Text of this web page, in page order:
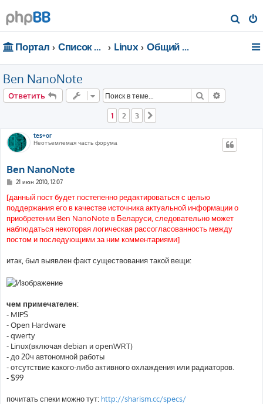
о
Портал Список форумов Linux Общий форум
Ben NanoNote
Ответить Поиск
1 2 3
tes+or
Неотъемлемая часть форума
Ben NanoNote
С
о
б
щ
е
н
и
е
21 июн 2010, 12:07
[данный пост будет постепенно редактироваться с целью
поддержания его в качестве источника актуальной информации о
приобретении Ben NanoNote в Беларуси, следовательно может
наблюдаться некоторая логическая рассогласованность между
постом и последующими за ним комментариями]
итак, был выявлен факт существования такой вещи:
чем примечателен:
- MIPS
- Open Hardware
- qwerty
- Linux(включая debian и openWRT)
- до 20ч автономной работы
- отсутствие какого-либо активного охлаждения или радиаторов.
- $99
почитать спеки можно тут: http://sharism.cc/specs/